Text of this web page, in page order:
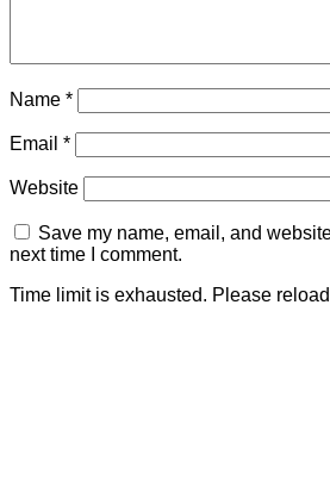
Name *
Email *
Website
Save my name, email, and
next time I comment.
Time limit is exhausted. Please